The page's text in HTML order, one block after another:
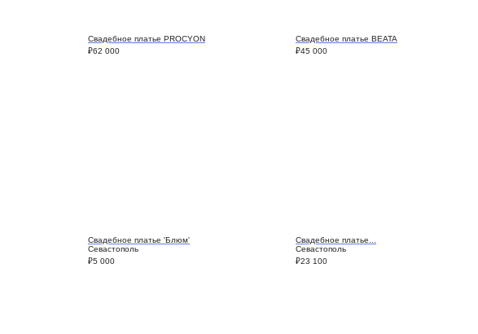
Свадебное платье PROCYON
₽62 000
Свадебное платье BEATA
₽45 000
Свадебное платье 'Блюм'
Севастополь
₽5 000
Свадебное платье...
Севастополь
₽23 100